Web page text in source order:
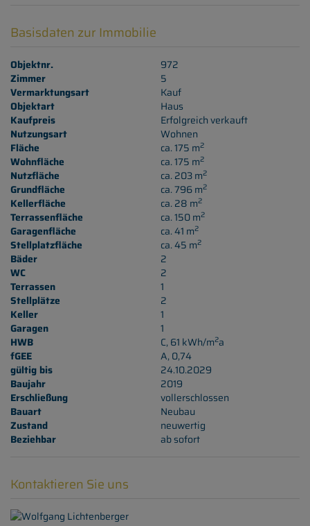
Basisdaten zur Immobilie
Objektnr.
972
Zimmer
5
Vermarktungsart
Kauf
Objektart
Haus
Kaufpreis
Erfolgreich verkauft
Nutzungsart
Wohnen
Fläche
ca. 175 m2
Wohnfläche ca. 175 m2
Nutzfläche ca. 203 m2
Grundfläche ca. 796 m2
Kellerfläche ca. 28 m2
Terrassenfläche ca. 150 m2
Garagenfläche ca. 41 m2
Stellplatzfläche ca. 45 m2
Bäder
2
WC
2
Terrassen
1
Stellplätze
2
Keller
1
Garagen
1
HWB
C, 61 kWh/m2a
fGEE
A, 0,74
gültig bis
24.10.2029
Baujahr
2019
Erschließung
vollerschlossen
Bauart
Neubau
Zustand
neuwertig
Beziehbar
ab sofort
Kontaktieren Sie uns